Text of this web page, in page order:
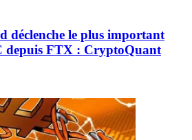
déclenche le plus important
depuis FTX : CryptoQuant